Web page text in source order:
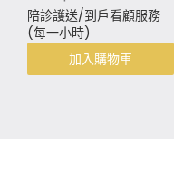
陪診護送/到戶看顧服務
(每一小時)
加入購物車